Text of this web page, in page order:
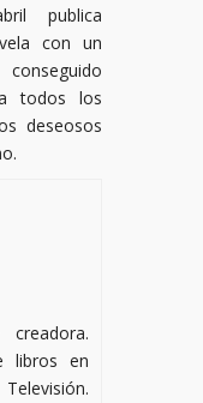
publica
con un
todos los
deseosos
libros en